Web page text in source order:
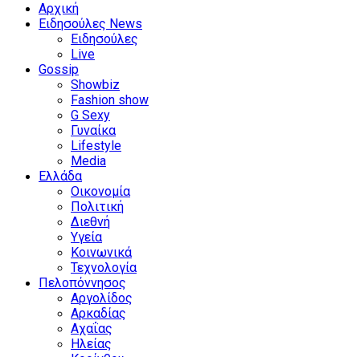
Αρχική
Ειδησούλες News
Ειδησούλες
Live
Gossip
Showbiz
Fashion show
G Sexy
Γυναίκα
Lifestyle
Media
Ελλάδα
Οικονομία
Πολιτική
Διεθνή
Υγεία
Κοινωνικά
Τεχνολογία
Πελοπόννησος
Αργολίδος
Αρκαδίας
Αχαΐας
Ηλείας